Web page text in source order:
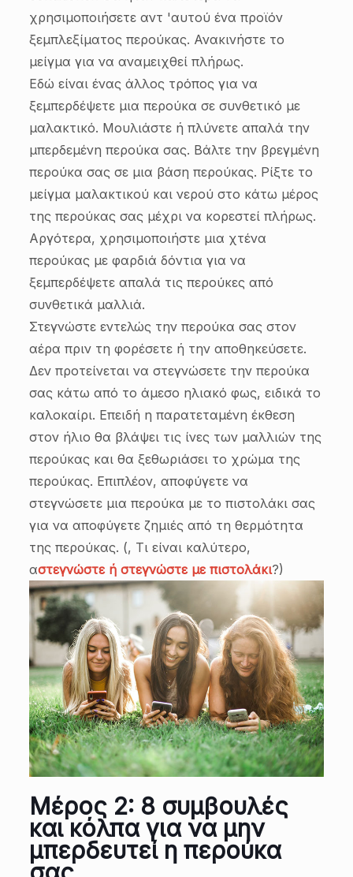
χρησιμοποιήσετε αντ 'αυτού ένα προϊόν
ξεμπλεξίματος περούκας. Ανακινήστε το
μείγμα για να αναμειχθεί πλήρως.
Εδώ είναι ένας άλλος τρόπος για να
ξεμπερδέψετε μια περούκα σε συνθετικό με
μαλακτικό. Μουλιάστε ή πλύνετε απαλά την
μπερδεμένη περούκα σας. Βάλτε την βρεγμένη
περούκα σας σε μια βάση περούκας. Ρίξτε το
μείγμα μαλακτικού και νερού στο κάτω μέρος
της περούκας σας μέχρι να κορεστεί πλήρως.
Αργότερα, χρησιμοποιήστε μια χτένα
περούκας με φαρδιά δόντια για να
ξεμπερδέψετε απαλά τις περούκες από
συνθετικά μαλλιά.
Στεγνώστε εντελώς την περούκα σας στον
αέρα πριν τη φορέσετε ή την αποθηκεύσετε.
Δεν προτείνεται να στεγνώσετε την περούκα
σας κάτω από το άμεσο ηλιακό φως, ειδικά το
καλοκαίρι. Επειδή η παρατεταμένη έκθεση
στον ήλιο θα βλάψει τις ίνες των μαλλιών της
περούκας και θα ξεθωριάσει το χρώμα της
περούκας. Επιπλέον, αποφύγετε να
στεγνώσετε μια περούκα με το πιστολάκι σας
για να αποφύγετε ζημιές από τη θερμότητα
της περούκας. (, Τι είναι καλύτερο,
αστεγνώστε ή στεγνώστε με πιστολάκι?)
Μέρος 2: 8 συμβουλές
και κόλπα για να μην
μπερδευτεί η περούκα